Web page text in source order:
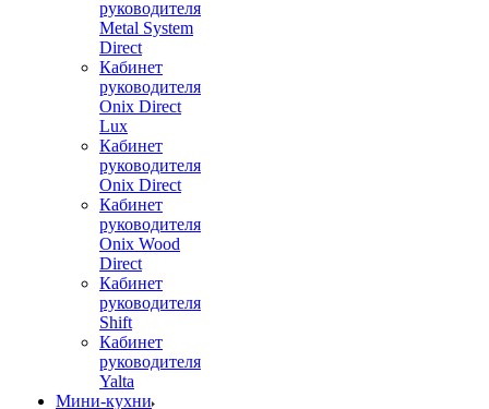
руководителя
Metal System
Direct
Кабинет
руководителя
Onix Direct
Lux
Кабинет
руководителя
Onix Direct
Кабинет
руководителя
Onix Wood
Direct
Кабинет
руководителя
Shift
Кабинет
руководителя
Yalta
Мини-кухни